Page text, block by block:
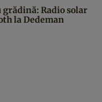
Radio solar
la Dedeman